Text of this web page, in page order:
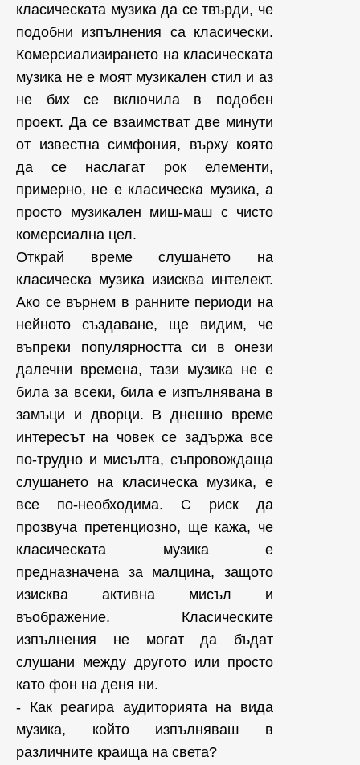
класическата музика да се твърди, че
подобни изпълнения са класически.
Комерсиализирането на класическата
музика не е моят музикален стил и аз
не бих се включила в подобен
проект. Да се взаимстват две минути
от известна симфония, върху която
да се наслагат рок елементи,
примерно, не е класическа музика, а
просто музикален миш-маш с чисто
комерсиална цел.
Открай време слушането на
класическа музика изисква интелект.
Ако се върнем в ранните периоди на
нейното създаване, ще видим, че
въпреки популярността си в онези
далечни времена, тази музика не е
била за всеки, била е изпълнявана в
замъци и дворци. В днешно време
интересът на човек се задържа все
по-трудно и мисълта, съпровождаща
слушането на класическа музика, е
все по-необходима. С риск да
прозвуча претенциозно, ще кажа, че
класическата музика е
предназначена за малцина, защото
изисква активна мисъл и
въображение. Класическите
изпълнения не могат да бъдат
слушани между другото или просто
като фон на деня ни.
- Как реагира аудиторията на вида
музика, който изпълняваш в
различните краища на света?